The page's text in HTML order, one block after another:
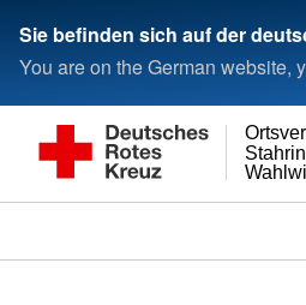
Sie befinden sich auf der
You are on the German website,